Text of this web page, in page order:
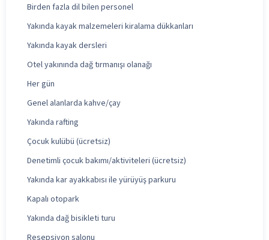
Birden fazla dil bilen personel
Yakında kayak malzemeleri kiralama dükkanları
Yakında kayak dersleri
Otel yakınında dağ tırmanışı olanağı
Her gün
Genel alanlarda kahve/çay
Yakında rafting
Çocuk kulübü (ücretsiz)
Denetimli çocuk bakımı/aktiviteleri (ücretsiz)
Yakında kar ayakkabısı ile yürüyüş parkuru
Kapalı otopark
Yakında dağ bisikleti turu
Resepsiyon salonu